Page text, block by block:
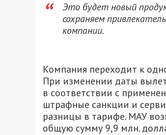
Это будет новый
сохраняем
компании.
Компания переходит к
При изменении даты
в соответствии с
штрафные санкции и
разницы в тарифе. МАУ
общую сумму 9,9 млн.